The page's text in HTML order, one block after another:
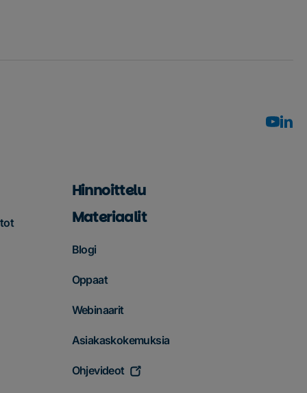
Hinnoittelu
Materiaalit
Blogi
Oppaat
Webinaarit
Asiakaskokemuksia
Ohjevideot